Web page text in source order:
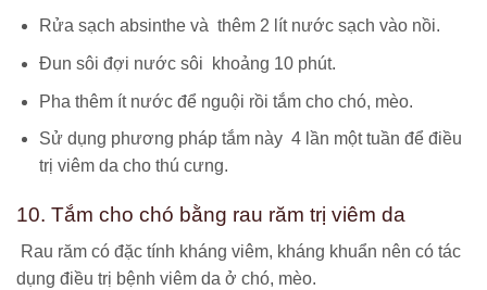
Rửa sạch absinthe và thêm 2 lít nước sạch vào nồi.
Đun sôi đợi nước sôi khoảng 10 phút.
Pha thêm ít nước để nguội rồi tắm cho chó, mèo.
Sử dụng phương pháp tắm này 4 lần một tuần để điều
trị viêm da cho thú cưng.
10. Tắm cho chó bằng rau răm trị viêm da
Rau răm có đặc tính kháng viêm, kháng khuẩn nên có tác
dụng điều trị bệnh viêm da ở chó, mèo.